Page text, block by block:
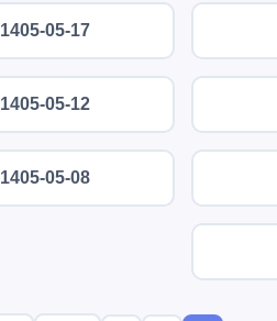
1405-05-17
1405-05-12
1405-05-08